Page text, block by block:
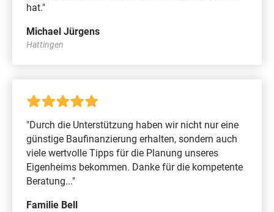
hat."
Michael Jürgens
Hattingen
"Durch die Unterstützung haben wir nicht nur eine
günstige Baufinanzierung erhalten, sondern auch
viele wertvolle Tipps für die Planung unseres
Eigenheims bekommen. Danke für die kompetente
Beratung..."
Familie Bell